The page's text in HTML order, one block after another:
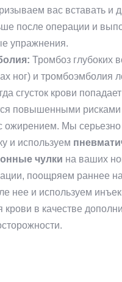
вас вставать и
после операции и
упражнения.
Тромбоз глубоких
ног) и тромбоэмболия
сгусток крови
повышенными рисками
ожирением. Мы серьезно
и используем
чулки на ваших
поощряем раннее
нее и используем
крови в качестве